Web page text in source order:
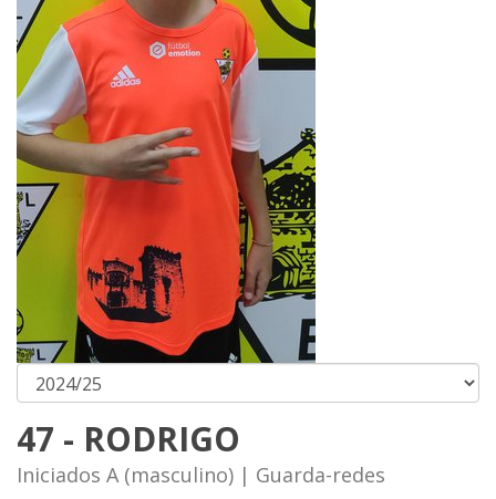
47 - RODRIGO
Iniciados A (masculino) | Guarda-redes